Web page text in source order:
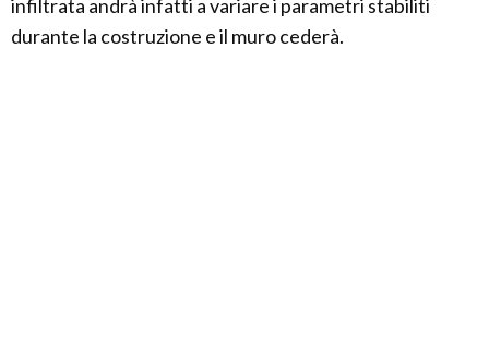
infiltrata andrà infatti a variare i parametri stabiliti
durante la costruzione e il muro cederà.